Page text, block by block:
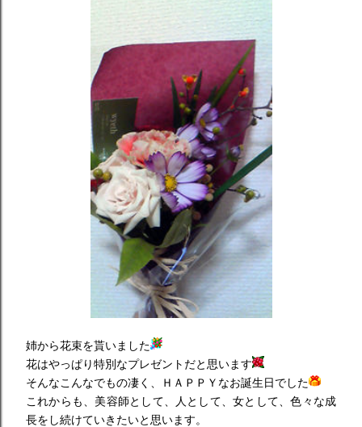
姉から花束を貰いました
花はやっぱり特別なプレゼントだと思います
そんなこんなでもの凄く、ＨＡＰＰＹなお誕生日でした
これからも、美容師として、人として、女として、色々な成
長をし続けていきたいと思います。